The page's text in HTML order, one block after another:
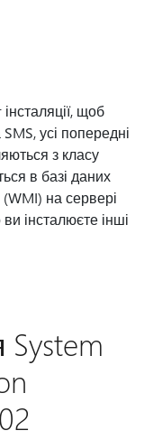
щоб
усі попередні
з класу
в базі даних
на сервері
інсталюєте інші